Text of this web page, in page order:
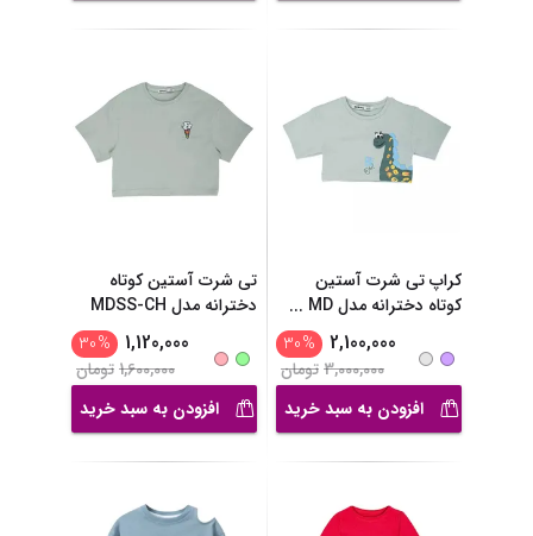
کراپ تی شرت آستین
کوتاه دخترانه مدل MD
...
2,100,000
%
30
3,000,000تومان
افزودن به سبد خرید
تی شرت آستین کوتاه
دخترانه مدل MDSS-CH
1,120,000
%
30
1,600,000تومان
افزودن به سبد خرید